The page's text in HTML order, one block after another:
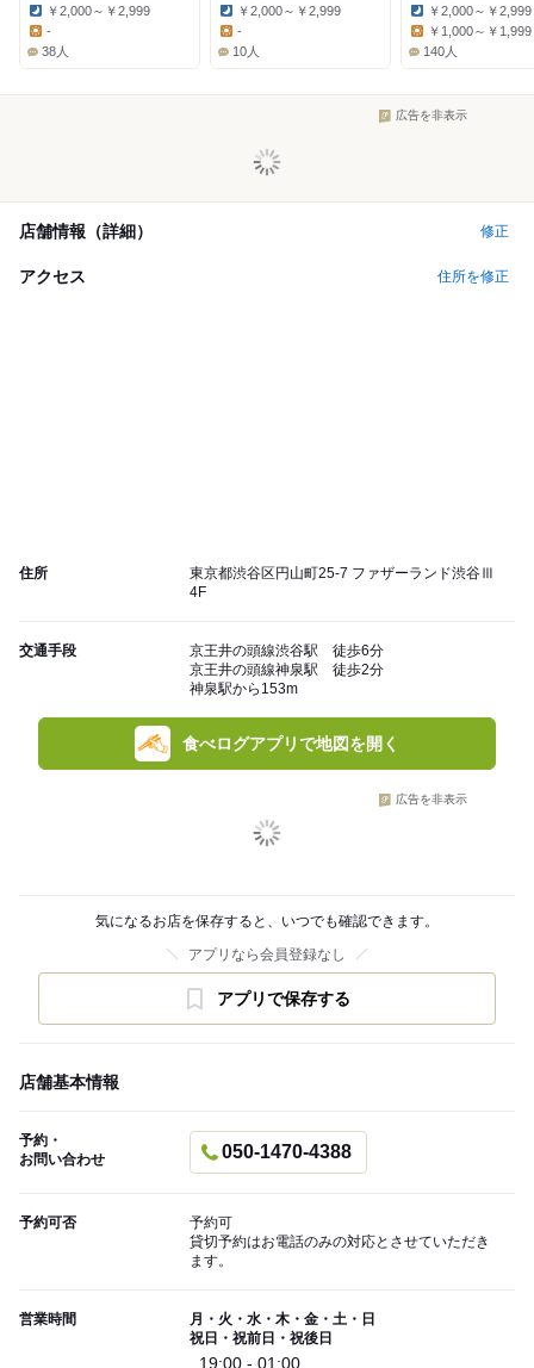
Dinner:
￥2,000～￥2,999
Lunch:
-
38人
Dinner:
￥2,000～￥2,999
Lunch:
-
10人
Dinner:
￥2,000～￥2,999
￥1,000～￥1,999
140人
広告を非表示
店舗情報（詳細） 修正
アクセス 住所を修正
住所
東京都渋谷区円山町25-7 ファザーランド渋谷Ⅲ
4F
交通手段
京王井の頭線渋谷駅 徒歩6分
京王井の頭線神泉駅 徒歩2分
神泉駅から153m
食べログアプリで地図を開く
広告を非表示
気になるお店を保存すると、いつでも確認できます。
アプリなら会員登録なし
アプリで保存する
店舗基本情報
予約・
お問い合わせ
050-1470-4388
予約可否
予約可
貸切予約はお電話のみの対応とさせていただき
ます。
営業時間
月・火・水・木・金・土・日
祝日・祝前日・祝後日
19:00 - 01:00